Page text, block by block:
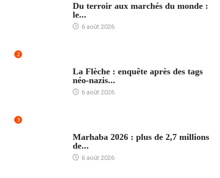
Du terroir aux marchés du monde :
le...
6 août 2026
2
La Flèche : enquête après des tags
néo-nazis...
6 août 2026
3
Marhaba 2026 : plus de 2,7 millions
de...
6 août 2026